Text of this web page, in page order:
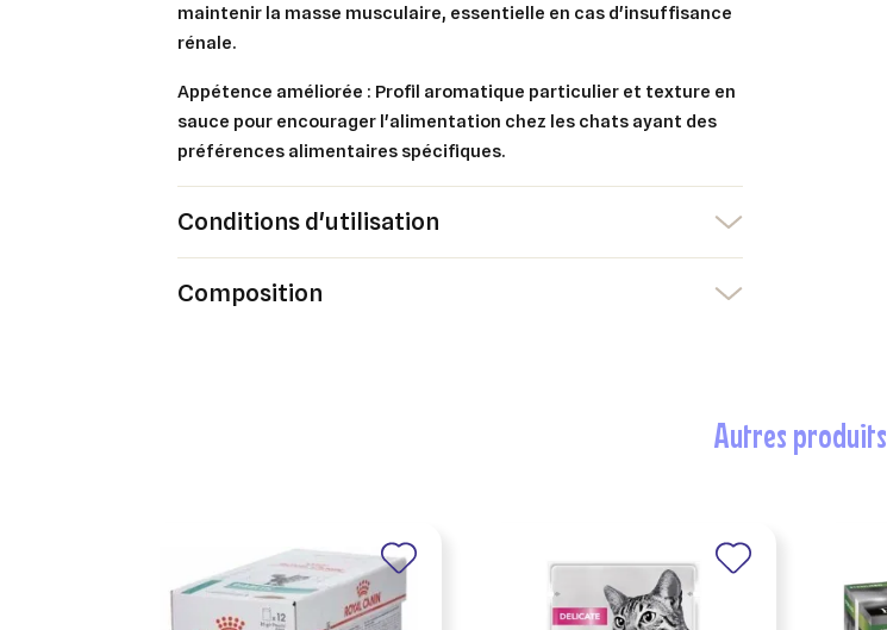
maintenir la masse musculaire, essentielle en cas d'insuffisance
rénale.
Appétence améliorée : Profil aromatique particulier et texture en
sauce pour encourager l'alimentation chez les chats ayant des
préférences alimentaires spécifiques.
Conditions d'utilisation
Composition
autres produits